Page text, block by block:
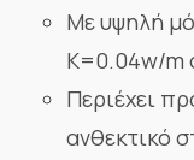
Με υψηλή
Κ=0.04w/m
Περιέχει
ανθεκτικό